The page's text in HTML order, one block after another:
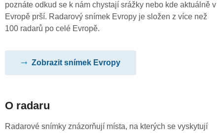
poznáte odkud se k nám chystají srážky nebo kde aktuálně v
Evropě prší. Radarový snímek Evropy je složen z více než
100 radarů po celé Evropě.
Zobrazit snímek Evropy
O radaru
Radarové snímky znázorňují místa, na kterých se vyskytují